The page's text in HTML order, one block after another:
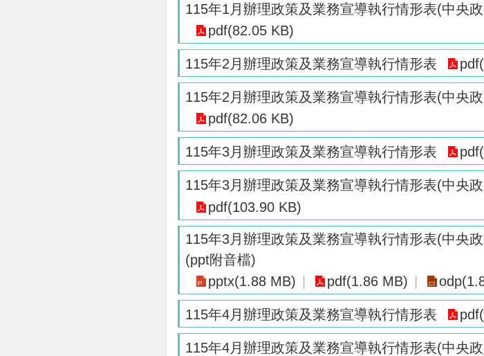
115年1月辦理政策及業務宣導執行情形表(中央
pdf(82.05 KB)
115年2月辦理政策及業務宣導執行情形表
115年2月辦理政策及業務宣導執行情形表(中央
pdf(82.06 KB)
115年3月辦理政策及業務宣導執行情形表
115年3月辦理政策及業務宣導執行情形表(中央
pdf(103.90 KB)
115年3月辦理政策及業務宣導執行情形表(中央
(ppt附音檔)
pptx(1.88 MB)
pdf(1.86 MB)
115年4月辦理政策及業務宣導執行情形表
115年4月辦理政策及業務宣導執行情形表(中央